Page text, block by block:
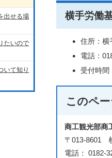
横手労働
住所：横
電話：
受付時間
このペ
商工観光部商
〒013-8601
電話： 0182-
出せる場
たいので
いて知り